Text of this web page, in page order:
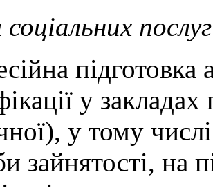
підготовка
у
у тому
зайнятості, на